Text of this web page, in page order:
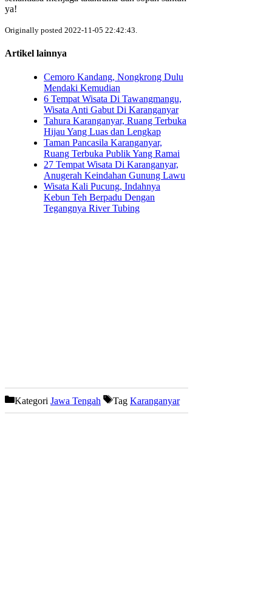
ya!
Originally posted 2022-11-05 22:42:43.
Artikel lainnya
Cemoro Kandang, Nongkrong Dulu
Mendaki Kemudian
6 Tempat Wisata Di Tawangmangu,
Wisata Anti Gabut Di Karanganyar
Tahura Karanganyar, Ruang Terbuka
Hijau Yang Luas dan Lengkap
Taman Pancasila Karanganyar,
Ruang Terbuka Publik Yang Ramai
27 Tempat Wisata Di Karanganyar,
Anugerah Keindahan Gunung Lawu
Wisata Kali Pucung, Indahnya
Kebun Teh Berpadu Dengan
Tegangnya River Tubing
Kategori Jawa Tengah Tag Karanganyar